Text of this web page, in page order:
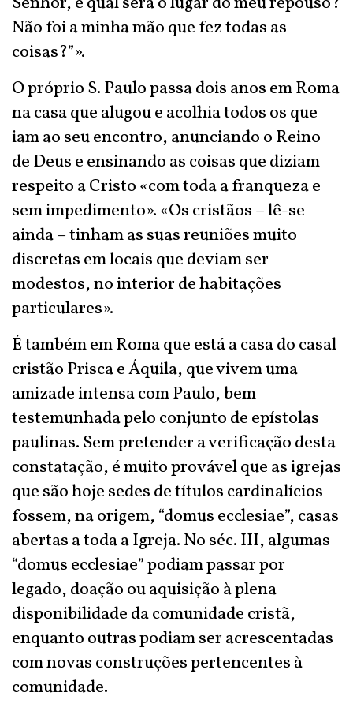
Não foi a minha mão que fez todas as
coisas?”».
O próprio S. Paulo passa dois anos em Roma
na casa que alugou e acolhia todos os que
iam ao seu encontro, anunciando o Reino
de Deus e ensinando as coisas que diziam
respeito a Cristo «com toda a franqueza e
sem impedimento». «Os cristãos – lê-se
ainda – tinham as suas reuniões muito
discretas em locais que deviam ser
modestos, no interior de habitações
particulares».
É também em Roma que está a casa do casal
cristão Prisca e Áquila, que vivem uma
amizade intensa com Paulo, bem
testemunhada pelo conjunto de epístolas
paulinas. Sem pretender a verificação desta
constatação, é muito provável que as igrejas
que são hoje sedes de títulos cardinalícios
fossem, na origem, “domus ecclesiae”, casas
abertas a toda a Igreja. No séc. III, algumas
“domus ecclesiae” podiam passar por
legado, doação ou aquisição à plena
disponibilidade da comunidade cristã,
enquanto outras podiam ser acrescentadas
com novas construções pertencentes à
comunidade.